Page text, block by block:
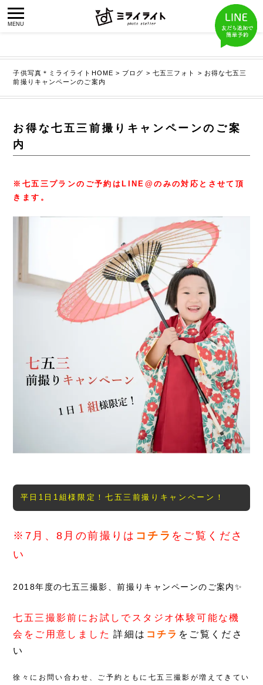
子供写真＊ミライライトHOME > ブログ > 七五三フォト > お得な七五三
前撮りキャンペーンのご案内
お得な七五三前撮りキャンペーンのご案
内
※七五三プランのご予約はLINE@のみの対応とさせて頂
きます。
平日1日1組様限定！七五三前撮りキャンペーン！
※7月、8月の前撮りは コチラ をご覧くださ
い
2018年度の七五三撮影、前撮りキャンペーンのご案内✨
七五三撮影前にお試しでスタジオ体験可能な機
会をご用意しました 詳細は コチラ をご覧くださ
い
徐々にお問い合わせ、ご予約ともに七五三撮影が増えてきてい